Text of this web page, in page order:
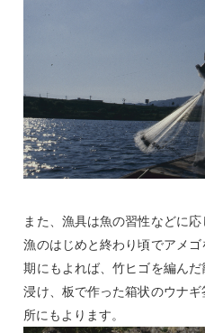
また、漁具は魚の習性などに
漁のはじめと終わり頃でアメ
期にもよれば、竹ヒゴを編ん
浸け、板で作った箱状のウナ
所にもよります。